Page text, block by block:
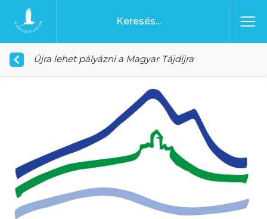
Ugrás a tartalomhoz
Főoldal
Újra lehet pályázni a Magyar Tájdíjra